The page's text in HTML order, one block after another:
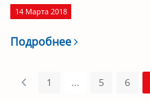
14 Марта 2018
Подробнее
1 ... 5 6